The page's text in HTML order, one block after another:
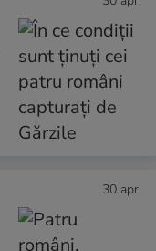
30 apr.